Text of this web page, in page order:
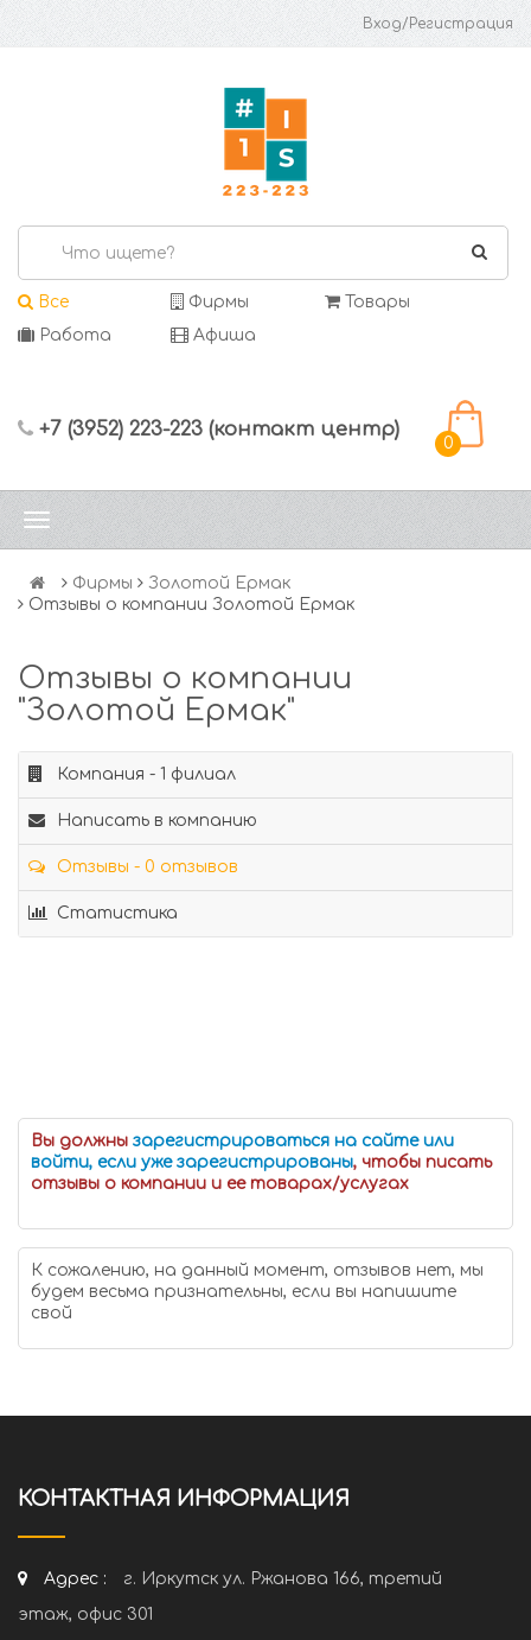
Вход/Регистрация
Все Фирмы
Товары
Работа
Афиша
+7 (3952) 223-223 (контакт центр)
0
Фирмы
Золотой Ермак
Отзывы о компании Золотой Ермак
Отзывы о компании
"Золотой Ермак"
Компания - 1 филиал
Написать в компанию
Отзывы - 0 отзывов
Статистика
Вы должны зарегистрироваться на сайте или
войти, если уже зарегистрированы, чтобы писать
отзывы о компании и ее товарах/услугах
К сожалению, на данный момент, отзывов нет, мы
будем весьма признательны, если вы напишите
свой
КОНТАКТНАЯ ИНФОРМАЦИЯ
Адрес :
г. Иркутск ул. Ржанова 166, третий
этаж, офис 301